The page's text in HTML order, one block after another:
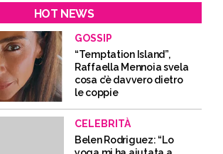
HOT NEWS
GOSSIP
“Temptation Island”,
Raffaella Mennoia svela
cosa c’è davvero dietro
le coppie
CELEBRITÀ
Belen Rodriguez: “Lo